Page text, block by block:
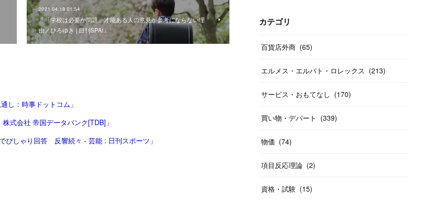
2021.04.18 01:54
「「学校は必要か問題」才能ある人の意見が参考にならない理
由／ひろゆき | 日刊SPA!」
し：時事ドットコム」
式会社 帝国データバンク[TDB]」
ぴしゃり回答 反響続々 - 芸能 : 日刊スポーツ」
( 12
(26
(14
(20
(20
(10
(40
(20
カテゴリ
百貨店外商 (65)
エルメス・エルパト・ロレックス (213)
サービス・おもてなし (170)
買い物・デパート (339)
物価 (74)
項目反応理論 (2)
資格・試験 (15)